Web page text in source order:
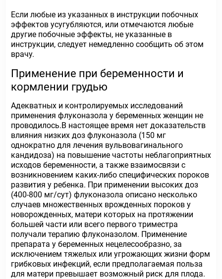
Если любые из указанных в инструкции побочных
эффектов усугубляются, или отмечаются любые
другие побочные эффекты, не указанные в
инструкции, следует немедленно сообщить об этом
врачу.
Применение при беременности и
кормлении грудью
Адекватных и контролируемых исследований
применения флуконазола у беременных женщин не
проводилось.В настоящее время нет доказательств
влияния низких доз флуконазола (150 мг
однократно для лечения вульвовагинального
кандидоза) на повышение частоты неблагоприятных
исходов беременности, а также взаимосвязи с
возникновением каких-либо специфических пороков
развития у ребенка. При применении высоких доз
(400-800 мг/сут) флуконазола описано несколько
случаев множественных врожденных пороков у
новорожденных, матери которых на протяжении
большей части или всего первого триместра
получали терапию флуконазолом. Применение
препарата у беременных нецелесообразно, за
исключением тяжелых или угрожающих жизни форм
грибковых инфекций, если предполагаемая польза
для матери превышает возможный риск для плода.